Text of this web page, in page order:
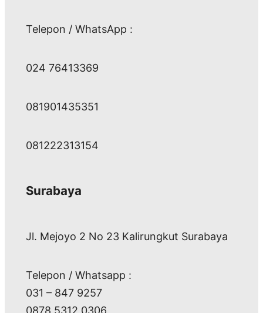
Telepon / WhatsApp :
024 76413369
081901435351
081222313154
Surabaya
Jl. Mejoyo 2 No 23 Kalirungkut Surabaya
Telepon / Whatsapp :
031 – 847 9257
0878 5312 0306